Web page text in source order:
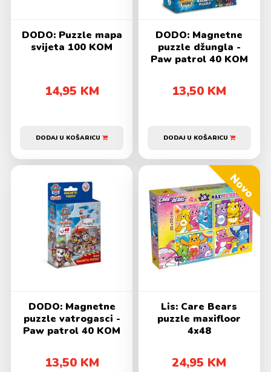
DODO: Puzzle mapa
svijeta 100 KOM
14,95 KM
DODAJ U KOŠARICU
DODO: Magnetne
puzzle džungla -
Paw patrol 40 KOM
13,50 KM
DODAJ U KOŠARICU
DODO: Magnetne
puzzle vatrogasci -
Paw patrol 40 KOM
13,50 KM
Novo
Lis: Care Bears
puzzle maxifloor
4x48
24,95 KM